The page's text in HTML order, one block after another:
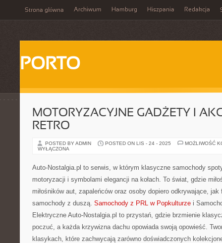
Strona główna Archiwum Hamburg Hiszpania Redakcja
PORTO
MOTORYZACYJNE GADŻETY I
RETRO
POSTED BY ADMIN POSTED ON LIS - 24 - 2025
MOŻLIWOŚĆ
WYŁĄCZONA
Auto-Nostalgia.pl to serwis, w którym klasyczne samochody
motoryzacji i symbolami elegancji na kołach. To świat, gdzie
miłośników aut, zapaleńców oraz osoby dopiero odkrywające,
samochody z duszą. Samochody z PRL w Popkulturze i
Elektryczne Auto-Nostalgia.pl to przystań, gdzie brzmienie
poczuć, a każda krzywizna dachu opowiada swoją opowieść.
klasykach, które zachwycają zarówno doświadczonych